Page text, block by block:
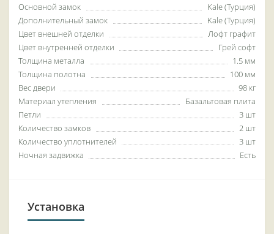
Основной замок
Kale (Турция)
Дополнительный замок
Kale (Турция)
Цвет внешней отделки
Лофт графит
Цвет внутренней отделки
Грей софт
Толщина металла
1.5 мм
Толщина полотна
100 мм
Вес двери
98 кг
Материал утепления
Базальтовая плита
Петли
3 шт
Количество замков
2 шт
Количество уплотнителей
3 шт
Ночная задвижка
Есть
Установка